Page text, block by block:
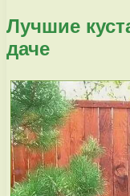
Лучшие
даче